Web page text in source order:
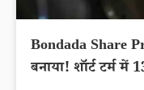
Bondada Share
बनाया! शॉर्ट टर्म में